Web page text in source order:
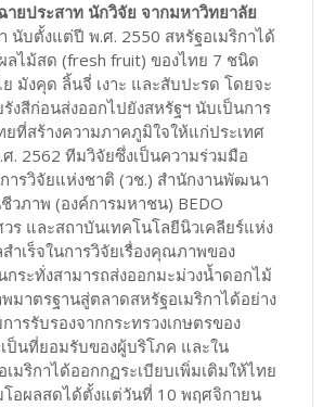
ยประสาท นักวิจัย จากมหาวิทยาลัย
นับตั้งแต่ปี พ.ศ. 2550 สหรัฐอเมริกาได้
ลไม้สด (fresh fruit) ของไทย 7 ชนิด
มังคุด ลิ้นจี่ เงาะ และสับปะรด โดยจะ
งสีก่อนส่งออกไปยังสหรัฐฯ นับเป็นการ
ที่สร้างความภาคภูมิใจให้แก่ประเทศ
. 2562 ทีมวิจัยซึ่งเป็นความร่วมมือ
ารวิจัยแห่งชาติ (วช.) สำนักงานพัฒนา
วภาพ (องค์การมหาชน) BEDO
ร และสถาบันเทคโนโลยีนิวเคลียร์แห่ง
ำเร็จในการวิจัยเรื่องคุณภาพของ
กระทั่งสามารถส่งออกมะม่วงน้ำดอกไม้
มาตรฐานสู่ตลาดสหรัฐอเมริกาได้อย่าง
ารรับรองจากกระทรวงเกษตรของ
ป็นที่ยอมรับของผู้บริโภค และใน
มริกาได้ออกกฏระเบียบเพิ่มเติมให้ไทย
โอผลสดได้ตั้งแต่วันที่ 10 พฤศจิกายน